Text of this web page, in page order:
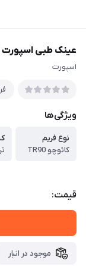
عینک طبی اسپورت Tr90 مدل DSC-235 سفید مات
اسپورت
ویژگی‌ها
نوع فریم
کائوچو TR90
قیمت:
موجود در انبار